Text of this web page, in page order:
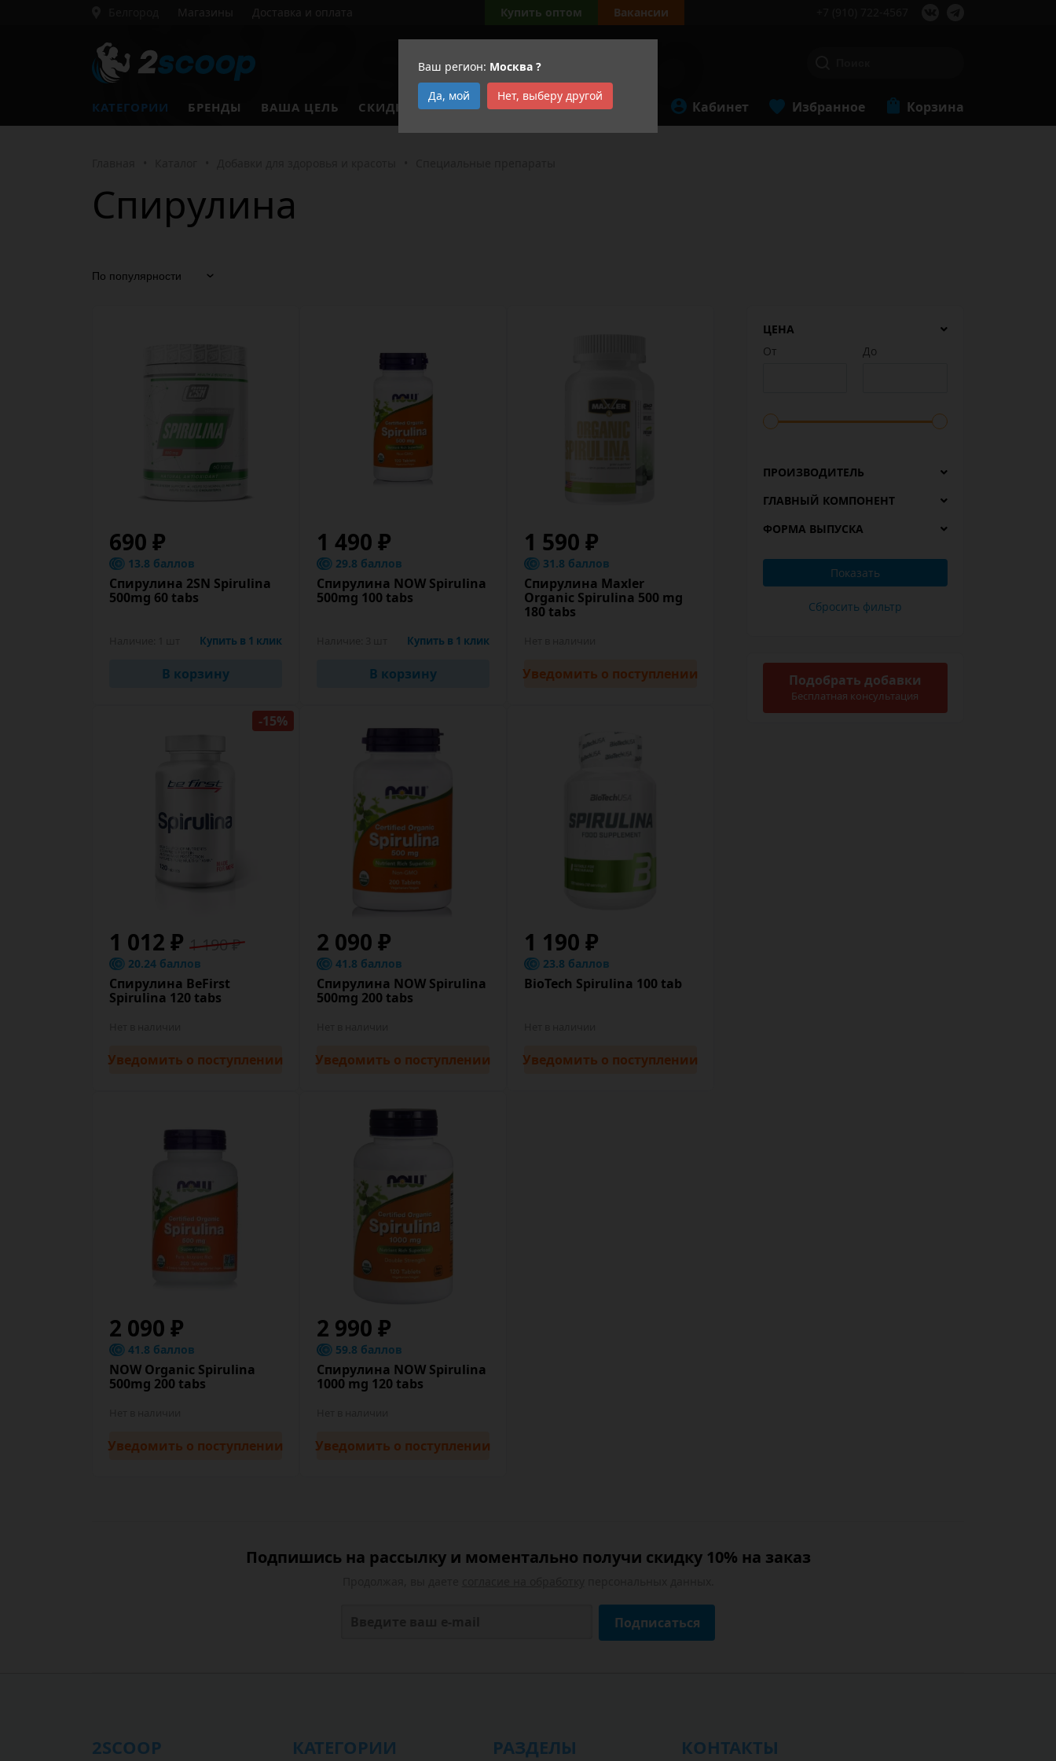
Ваш регион: Москва ?
Да, мой
Нет, выберу другой
Магазины Доставка и оплата Купить оптом Вакансии
КАТЕГОРИИ БРЕНДЫ ВАША ЦЕЛЬ СКИДКИ АКЦИИ Кабинет Избранное Корзина
Спирулина
ЦЕНА
От
До
ПРОИЗВОДИТЕЛЬ
ГЛАВНЫЙ КОМПОНЕНТ
ФОРМА ВЫПУСКА
Подобрать добавки
Бесплатная консультация
690 ₽
13.8 баллов
Спирулина 2SN Spirulina
500mg 60 tabs
Купить в 1 клик
В корзину
1 490 ₽
29.8 баллов
Спирулина NOW Spirulina
500mg 100 tabs
Купить в 1 клик
В корзину
1 590 ₽
31.8 баллов
Спирулина Maxler
Organic Spirulina 500 mg
180 tabs
Уведомить о поступлении
-15%
1 012 ₽ 1 190 ₽
20.24 баллов
Спирулина BeFirst
Spirulina 120 tabs
Уведомить о поступлении
2 090 ₽
41.8 баллов
Спирулина NOW Spirulina
500mg 200 tabs
Уведомить о поступлении
1 190 ₽
23.8 баллов
BioTech Spirulina 100 tab
Уведомить о поступлении
2 090 ₽
41.8 баллов
NOW Organic Spirulina
500mg 200 tabs
Уведомить о поступлении
2 990 ₽
59.8 баллов
Спирулина NOW Spirulina
1000 mg 120 tabs
Уведомить о поступлении
Подпишись на рассылку и моментально получи скидку 10% на заказ
Подписаться
2SCOOP КАТЕГОРИИ РАЗДЕЛЫ КОНТАКТЫ